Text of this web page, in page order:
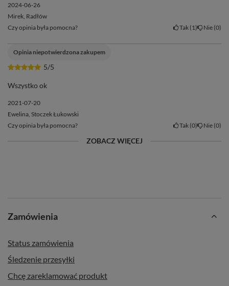
2024-06-26
Mirek, Radłów
Czy opinia była pomocna?
Tak 1 Nie 0
5/5
Opinia niepotwierdzona zakupem
Wszystko ok
2021-07-20
Ewelina, Stoczek Łukowski
Czy opinia była pomocna?
Tak 0 Nie 0
ZOBACZ WIĘCEJ
Zamówienia
Status zamówienia
Śledzenie przesyłki
Chcę zareklamować produkt